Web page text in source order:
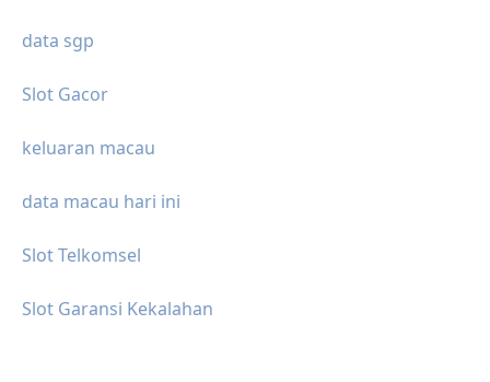
data sgp
Slot Gacor
keluaran macau
data macau hari ini
Slot Telkomsel
Slot Garansi Kekalahan